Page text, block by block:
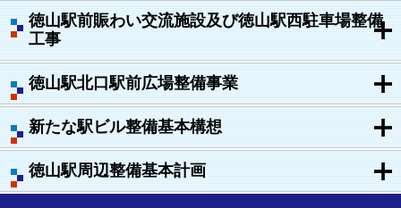
徳山駅前賑わい交流施設及び徳山駅西駐車場整備
工事
徳山駅北口駅前広場整備事業
新たな駅ビル整備基本構想
徳山駅周辺整備基本計画